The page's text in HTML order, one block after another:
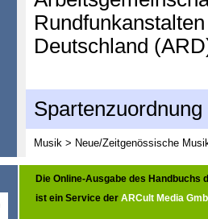
Deutschland
Spartenzuordnung
Musik > Neue/Zeitgenössische
Die Online-Ausgabe des Handbuchs
ist ein Service der ARCult Media